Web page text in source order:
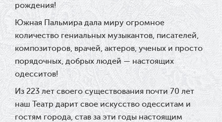
рождения!
Южная Пальмира дала миру огромное
количество гениальных музыкантов, писателей,
композиторов, врачей, актеров, ученых и просто
порядочных, добрых людей — настоящих
одесситов!
Из 223 лет своего существования почти 70 лет
наш Театр дарит свое искусство одесситам и
гостям города, став за эти годы настоящим